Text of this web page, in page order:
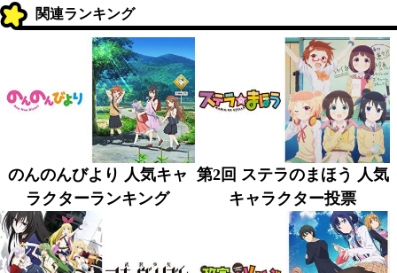
関連ランキング
のんのんびより 人気キャ
ラクターランキング
第2回 ステラのまほう 人気
キャラクター投票